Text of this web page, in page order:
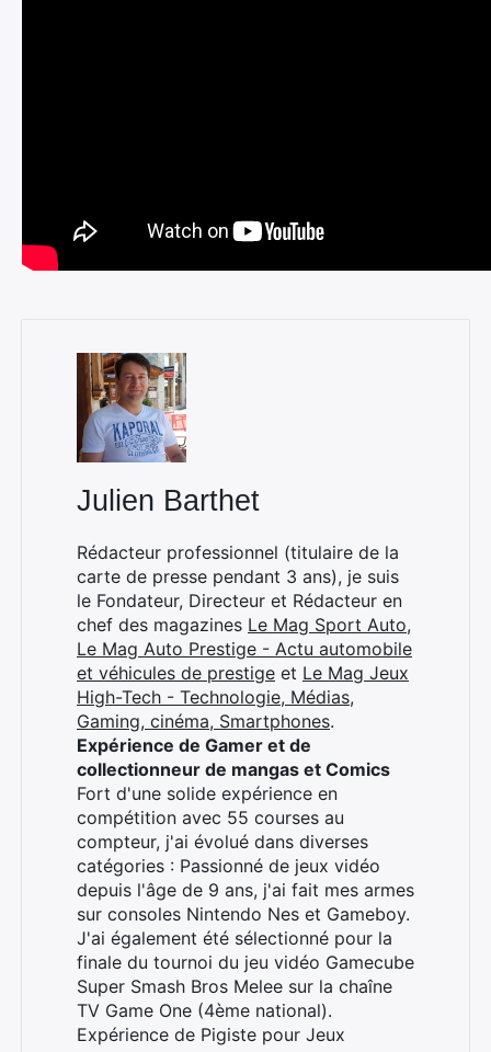
Julien Barthet
Rédacteur professionnel (titulaire de la
carte de presse pendant 3 ans), je suis
le Fondateur, Directeur et Rédacteur en
chef des magazines Le Mag Sport Auto,
Le Mag Auto Prestige - Actu automobile
et véhicules de prestige et Le Mag Jeux
High-Tech - Technologie, Médias,
Gaming, cinéma, Smartphones.
Expérience de Gamer et de
collectionneur de mangas et Comics
Fort d'une solide expérience en
compétition avec 55 courses au
compteur, j'ai évolué dans diverses
catégories : Passionné de jeux vidéo
depuis l'âge de 9 ans, j'ai fait mes armes
sur consoles Nintendo Nes et Gameboy.
J'ai également été sélectionné pour la
finale du tournoi du jeu vidéo Gamecube
Super Smash Bros Melee sur la chaîne
TV Game One (4ème national).
Expérience de Pigiste pour Jeux